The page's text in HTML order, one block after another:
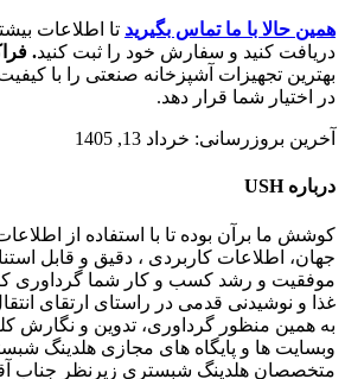
همین حالا با ما تماس بگیرید تا اطلاعات
دریافت کنید و سفارش خود را ثبت کنید.
بهترین تجهیزات آشپزخانه صنعتی را با
در اختیار شما قرار دهد.
آخرین بروزرسانی: خرداد 13, 1405
درباره USH
کوشش ما برآن بوده تا با استفاده از
جهان، اطلاعات کاربردی ، دقیق و قابل
موفقیت و رشد کسب و کار شما گرداوری
غذا و نوشیدنی قدمی در راستای ارتقای
به همین منظور گرداوری، تدوین و نگارش
وبسایت ها و پایگاه های مجازی هلدینگ
متخصصان هلدینگ شبستری زیرنظر جناب